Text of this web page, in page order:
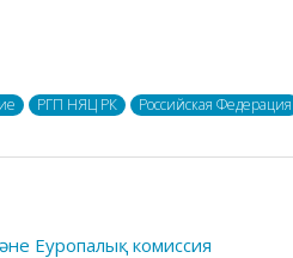
РГП НЯЦ РК Российская Федерация
Еуропалық комиссия